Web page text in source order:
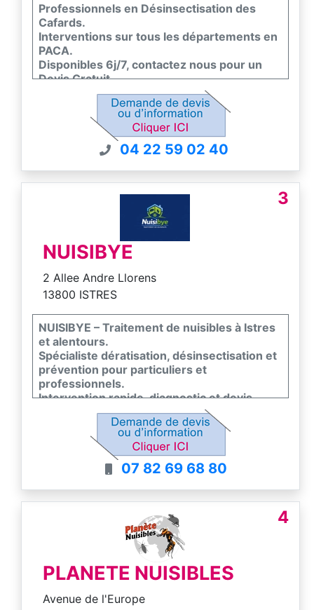
Professionnels en Désinsectisation des
Cafards.
Interventions sur tous les départements en
PACA.
Disponibles 6j/7, contactez nous pour un
Devis Gratuit.
Toutes nos interventions sont garanties.
La société DKM Experts est certifiée en
conformité avec la norme EN 16636, seul
standard européen de qualité dans la lutte
contre les nuisibles.04 22 59 02 40
3
NUISIBYE
2 Allee Andre Llorens
13800 ISTRES
NUISIBYE – Traitement de nuisibles à Istres
et alentours.
Spécialiste dératisation, désinsectisation et
prévention pour particuliers et
professionnels.
Intervention rapide, diagnostic et devis
Solutions efficaces, discrètes et adaptées à
chaque situation.
Disponible pour urgences et suivi
professionnel.
07 82 69 68 80
4
PLANETE NUISIBLES
Avenue de l'Europe